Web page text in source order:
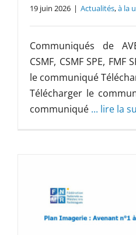
19 juin 2026 | Actualités,à la
Communiqués de
CSMF, CSMF SPE, FMF
le communiqué
Télécharger le
communiqué ... lire la